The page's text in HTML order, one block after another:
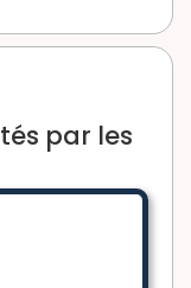
par les